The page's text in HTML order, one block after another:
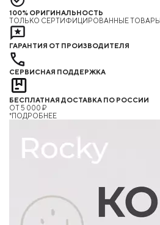
100% ОРИГИНАЛЬНОСТЬ
ТОЛЬКО СЕРТИФИЦИРОВАННЫЕ ТОВАРЫ
ГАРАНТИЯ ОТ ПРОИЗВОДИТЕЛЯ
СЕРВИСНАЯ ПОДДЕРЖКА
БЕСПЛАТНАЯ ДОСТАВКА ПО РОССИИ
ОТ 5 000 ₽
*ПОДРОБНЕЕ